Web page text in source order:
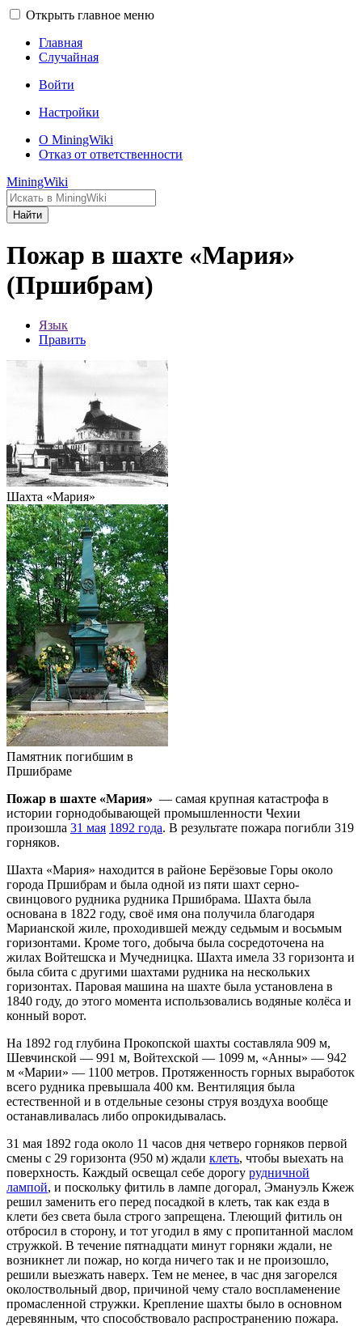
Открыть главное меню
Главная
Случайная
Войти
Настройки
О MiningWiki
Отказ от ответственности
MiningWiki
Найти
Пожар в шахте «Мария»
(Пршибрам)
Язык
Править
Шахта «Мария»
Памятник погибшим в
Пршибраме
Пожар в шахте «Мария» — самая крупная катастрофа в
истории горнодобывающей промышленности Чехии
произошла 31 мая 1892 года. В результате пожара погибли 319
горняков.
Шахта «Мария» находится в районе Берёзовые Горы около
города Пршибрам и была одной из пяти шахт серно-
свинцового рудника рудника Пршибрама. Шахта была
основана в 1822 году, своё имя она получила благодаря
Марианской жиле, проходившей между седьмым и восьмым
горизонтами. Кроме того, добыча была сосредоточена на
жилах Войтешска и Мучедницка. Шахта имела 33 горизонта и
была сбита с другими шахтами рудника на нескольких
горизонтах. Паровая машина на шахте была установлена в
1840 году, до этого момента использовались водяные колёса и
конный ворот.
На 1892 год глубина Прокопской шахты составляла 909 м,
Шевчинской — 991 м, Войтехской — 1099 м, «Анны» — 942
м «Марии» — 1100 метров. Протяженность горных выработок
всего рудника превышала 400 км. Вентиляция была
естественной и в отдельные сезоны струя воздуха вообще
останавливалась либо опрокидывалась.
31 мая 1892 года около 11 часов дня четверо горняков первой
смены с 29 горизонта (950 м) ждали клеть, чтобы выехать на
поверхность. Каждый освещал себе дорогу рудничной
лампой, и поскольку фитиль в лампе догорал, Эмануэль Кжеж
решил заменить его перед посадкой в клеть, так как езда в
клети без света была строго запрещена. Тлеющий фитиль он
отбросил в сторону, и тот угодил в яму с пропитанной маслом
стружкой. В течение пятнадцати минут горняки ждали, не
возникнет ли пожар, но когда ничего так и не произошло,
решили выезжать наверх. Тем не менее, в час дня загорелся
околоствольный двор, причиной чему стало воспламенение
промасленной стружки. Крепление шахты было в основном
деревянным, что способствовало распространению пожара.